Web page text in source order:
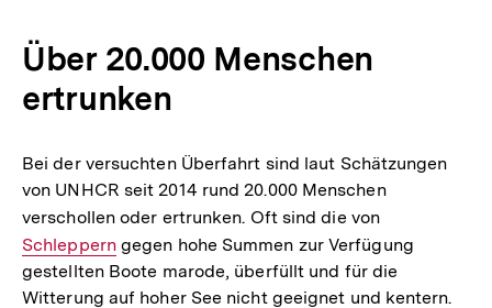
Über 20.000 Menschen
ertrunken
Bei der versuchten Überfahrt sind laut Schätzungen
von UNHCR seit 2014 rund 20.000 Menschen
verschollen oder ertrunken. Oft sind die vonInterner
Link:
Schlepperngegen hohe Summen zur Verfügung
gestellten Boote marode, überfüllt und für die
Witterung auf hoher See nicht geeignet und kentern.